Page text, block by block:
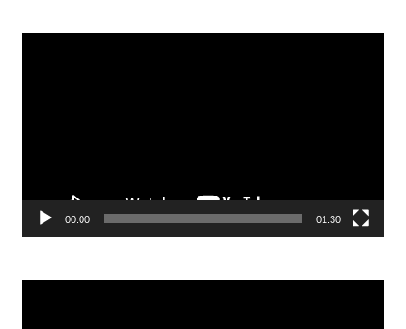
Odtwarzacz
00:00 01:30
Odtwarzacz